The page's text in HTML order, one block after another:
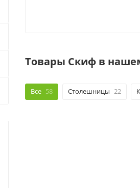
Товары Скиф в
Все 58 Столешницы 22